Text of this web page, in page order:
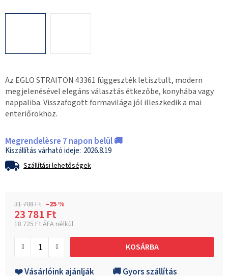
Az EGLO STRAITON 43361 függeszték letisztult, modern
megjelenésével elegáns választás étkezőbe, konyhába vagy
nappaliba. Visszafogott formavilága jól illeszkedik a mai
enteriőrökhöz.
Megrendelèsre 7 napon belül 🚚
2026.8.19
Szállítási lehetőségek
31 708 Ft –25 %
23 781 Ft
18 725 Ft ÁFA nélkül
KOSÁRBA
❤️ Vásárlóink ajánlják
🚚 Gyors szállítás